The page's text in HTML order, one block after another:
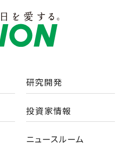
研究開発
投資家情報
ニュースルーム